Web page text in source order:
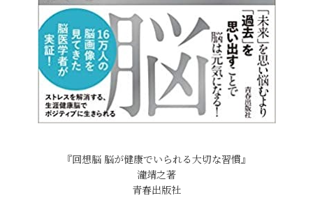
『回想脳 脳が健康でいられる大切な習慣』
瀧靖之著
青春出版社